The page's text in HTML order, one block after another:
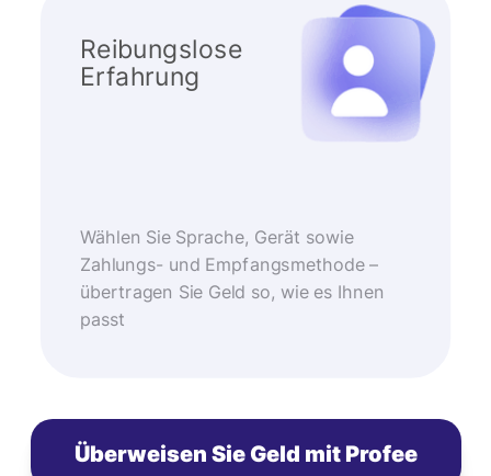
Reibungslose
Erfahrung
Wählen Sie Sprache, Gerät sowie
Zahlungs- und Empfangsmethode –
übertragen Sie Geld so, wie es Ihnen
passt
Überweisen Sie Geld mit Profee